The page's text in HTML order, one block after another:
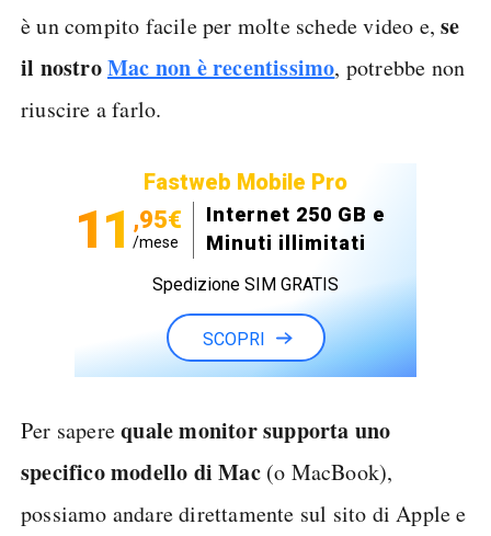
è un compito facile per molte schede video e,se
il nostroMac non è recentissimo, potrebbe non
riuscire a farlo.
Fastweb Mobile Pro
11 ,95€
/mese
Internet 250 GB e
Minuti illimitati
Spedizione SIM GRATIS
SCOPRI
Per saperequale monitor supporta uno
specifico modello di Mac(o MacBook),
possiamo andare direttamente sul sito di Apple e